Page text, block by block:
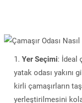
Yer Seçimi: İdeal
yatak odası yakını
kirli çamaşırların
yerleştirilmesini